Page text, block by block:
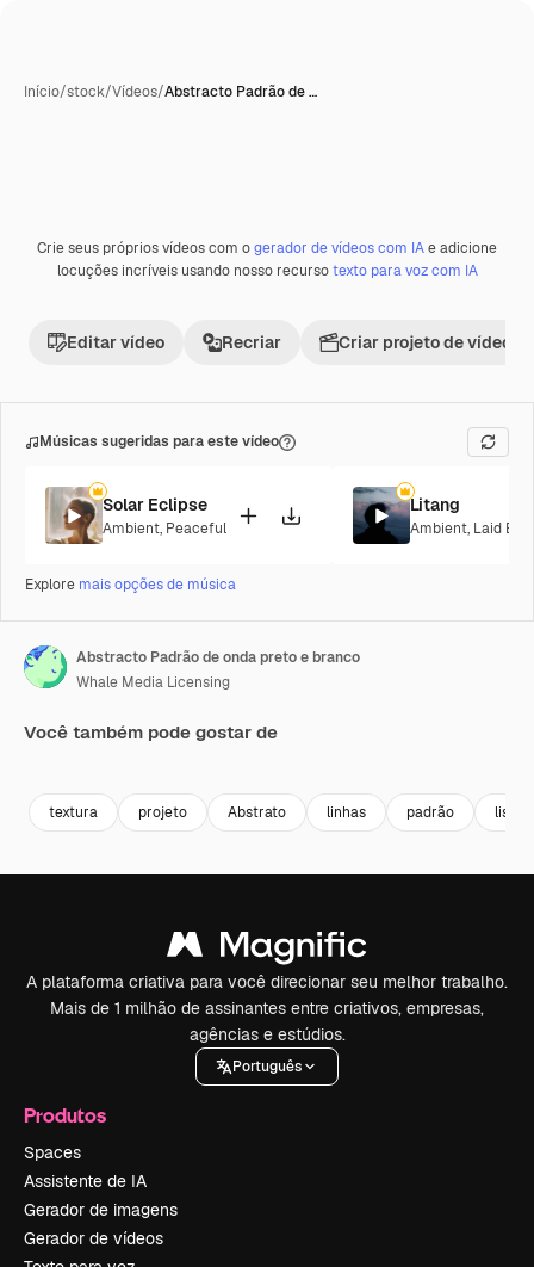
Início/stock/Vídeos/Abstracto Padrão de …
Premium
Crie seus próprios vídeos com ogerador de vídeos com IAe adicione
locuções incríveis usando nosso recursotexto para voz com IA
Editar vídeo Recriar Criar projeto de vídeo
Músicas sugeridas para este vídeo
Solar Eclipse
Ambient, Peaceful
Litang
Ambient, Laid
Explore mais opções de música
Abstracto Padrão de onda preto e branco
Whale Media Licensing
Você também pode gostar de
textura projeto Abstrato linhas padrão
A plataforma criativa para você direcionar seu melhor trabalho.
Mais de 1 milhão de assinantes entre criativos, empresas,
agências e estúdios.
Português
Produtos
Spaces
Assistente de IA
Gerador de imagens
Gerador de vídeos